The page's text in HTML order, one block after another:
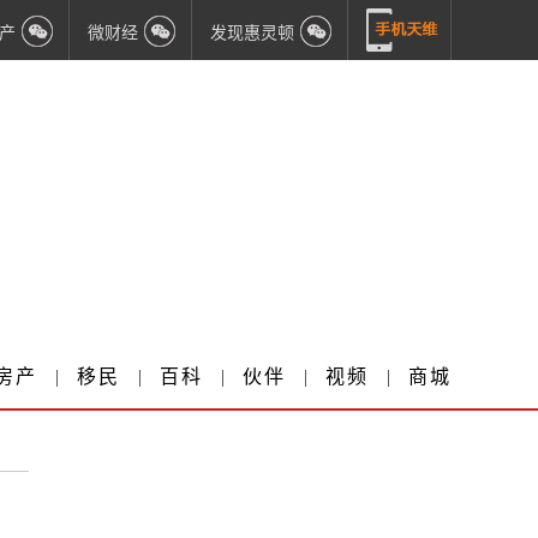
微财经 发现惠灵顿
产 | 移民 | 百科 | 伙伴 | 视频 | 商城